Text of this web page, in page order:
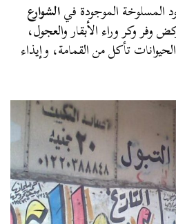
المسلوخة الموجودة فيالشوارع
وفر وكر وراء الأبقار والعجول،
تأكل من القمامة، وإيذاء